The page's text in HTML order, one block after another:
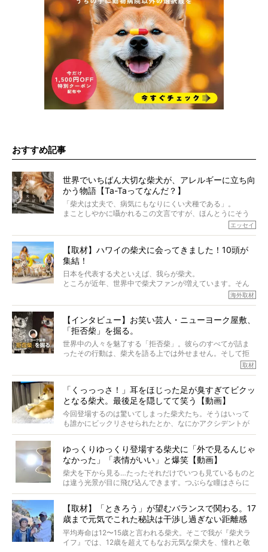
おすすめ記事
世界でいちばん大切な柴犬が、アレルギーに立ち向
かう物語【Ta-Taってなんだ？】
「柴犬は丈夫で、病気にもなりにくい犬種である」。
まことしやかに囁かれるこの文言ですが、ほんとうにそう
もちろん、犬種としての完成度がとてつもなく高い柴犬だ
でも、いざそれぞれの個体を見ていくと、丈夫で病気にも
なりにくい、とは言えないような気もするのです。
実際に「病気にならない」などということはないし、飼い
主はそのためにやるべきことがある。
今回は、柴犬に関わる方たちすべてに読んで欲しい、ある
ご本人からのレポートは、愛情たっぷりで示唆に富んだ物
語でした。
※文章はご本人の了承を得て編集しています
※画像はすべてイメージです
※この記事は個人の感想であり、効果・効能を示すものではありません
エッセイ
【取材】ハワイの柴犬に会ってきました！10頭が
集結！
日本を代表する犬といえば、我らが柴犬。
ところが近年、世界中で柴犬ファンが増えています。そん
な中「柴犬ライフ」が目をつけたのは、南の楽園ハワイ。
柴犬オーナーが多く、定期的にオフ会まで開催されている
そんな噂を聞きつけ、今回はハワイの柴犬たちを取材して
きました！
海外取材
【インタビュー】お笑い芸人・ニューヨーク屋敷、
「拒否柴」を掘る。
世界中の人々を魅了する「拒否柴」。彼らのすべてが詰ま
ったその行動は、柴犬を語る上では外せません。そして拒
否柴がここまで話題になるのは、“映える”ことも理由のひと
がるのでしょうか。
最近版画製作を始めた、お笑いコンビ「ニューヨーク」の
屋敷裕政さんに、拒否柴を掘っていただきました！ イン
タビューと合わせてご覧ください。
取材
「くっっっさ！」耳をほじった足が臭すぎてビクッ
となる柴犬。最後足を隠してて笑う【動画】
今回登場するのは驚いてしまった柴犬たち。そうはいって
も誰かにビックリさせられたとか、なにかアクシデントが
起きたとか、そういうことが原因ではありません。全ての
ゆっくりゆっくり登場する柴犬に「外で見るんじゃ
なかった」「表情がいい」と爆笑【動画】
柴犬を下から見る…たったそれだけでいつも見ているものと
は違う光景が目に飛び込んできます。つぶらな瞳はさらに
つぶらに見え、モフモフのお顔はさらにモフモフに見えま
【取材】「ときろう」が望むバランスで関わる。17
歳まで元気でこれた秘訣は干渉し過ぎない距離感
#38ときろう
平均寿命は12〜15歳と言われる柴犬。そこで我が『柴犬ラ
イフ』では、12歳を超えてもなお元気な柴犬を、憧れと敬